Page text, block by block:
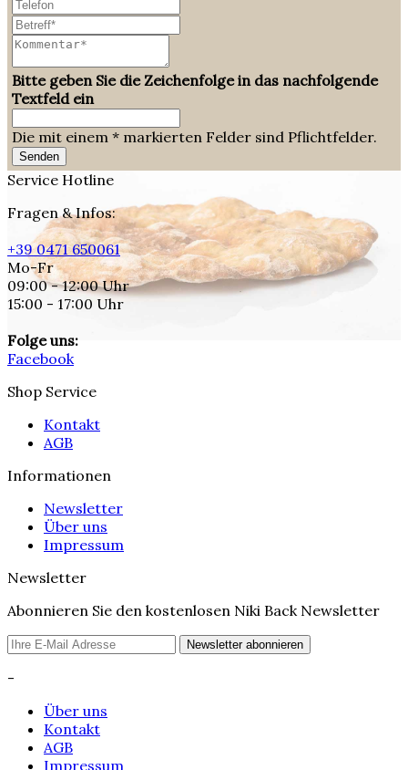
Bitte geben Sie die Zeichenfolge in das nachfolgende
Textfeld ein
Die mit einem * markierten Felder sind Pflichtfelder.
Senden
Service Hotline
Fragen & Infos:
+39 0471 650061
Mo-Fr
09:00 - 12:00 Uhr
15:00 - 17:00 Uhr
Folge uns:
Facebook
Shop Service
Kontakt
AGB
Informationen
Newsletter
Über uns
Impressum
Newsletter
Abonnieren Sie den kostenlosen Niki Back Newsletter
Newsletter abonnieren
-
Über uns
Kontakt
AGB
Impressum